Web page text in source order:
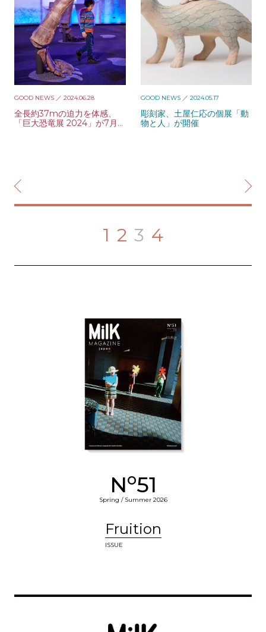
GOOD NEWS ／ 2024.06.28
全長約37mの迫力を体感、
「巨大恐竜展 2024」が7月
GOOD NEWS／ 2024.05.17
彫刻家、土屋仁応の個展「動
物と人」が開催
1 2 3 4
No51
Spring / Summer 2026
Fruition
ISSUE